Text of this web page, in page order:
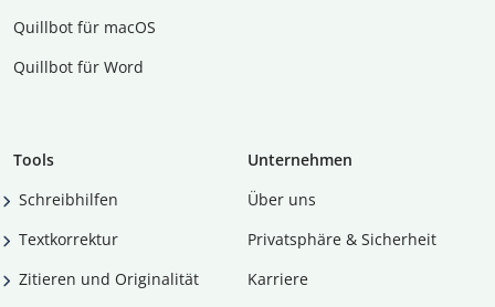
Quillbot für macOS
Quillbot für Word
Tools
Schreibhilfen
Textkorrektur
Zitieren und Originalität
Unternehmen
Über uns
Privatsphäre & Sicherheit
Karriere